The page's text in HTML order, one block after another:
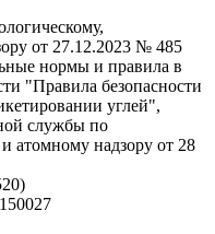
от 27.12.2023 № 485
нормы и правила в
"Правила безопасности
углей",
службы по
атомному надзору от 28